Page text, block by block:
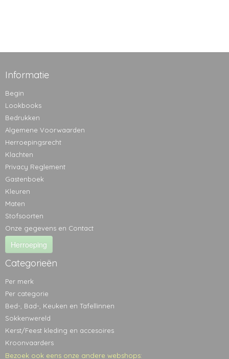
Informatie
Begin
Lookbooks
Bedrukken
Algemene Voorwaarden
Herroepingsrecht
Klachten
Privacy Reglement
Gastenboek
Kleuren
Maten
Stofsoorten
Onze gegevens en Contact
Herroeping
Categorieën
Per merk
Per categorie
Bed-, Bad-, Keuken en Tafellinnen
Sokkenwereld
Kerst/Feest kleding en accesoires
Kroonvaarders
Bezoek ook eens onze andere webshops: